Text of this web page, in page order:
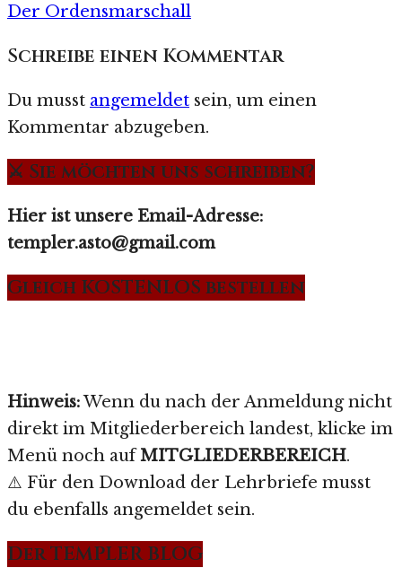
Der Ordensmarschall
Schreibe einen Kommentar
Du musst angemeldet sein, um einen
Kommentar abzugeben.
⚔️ Sie möchten uns schreiben?
Hier ist unsere Email-Adresse:
templer.asto@gmail.com
Gleich KOSTENLOS bestellen
Hinweis:Wenn du nach der Anmeldung nicht
direkt im Mitgliederbereich landest, klicke im
Menü noch aufMITGLIEDERBEREICH.
⚠️ Für den Download der Lehrbriefe musst
du ebenfalls angemeldet sein.
Der TEMPLER BLOG